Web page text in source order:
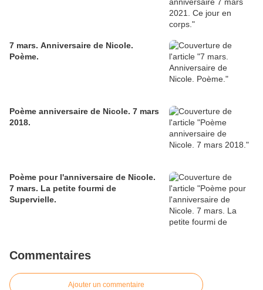
7 mars. Anniversaire de Nicole.
Poème.
Poème anniversaire de Nicole. 7 mars
2018.
Poème pour l'anniversaire de Nicole.
7 mars. La petite fourmi de
Supervielle.
Commentaires
Ajouter un commentaire